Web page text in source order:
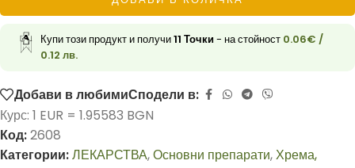
Купи този продукт и получи11 Точки- на стойност 0.06€ /
0.12 лв.
Добави в любимиСподели в:
Курс: 1 EUR = 1.95583 BGN
Код:2608
Категории:ЛЕКАРСТВА,Основни препарати,Хрема,